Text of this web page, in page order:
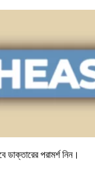
ডাক্তারের পরামর্শ নিন।